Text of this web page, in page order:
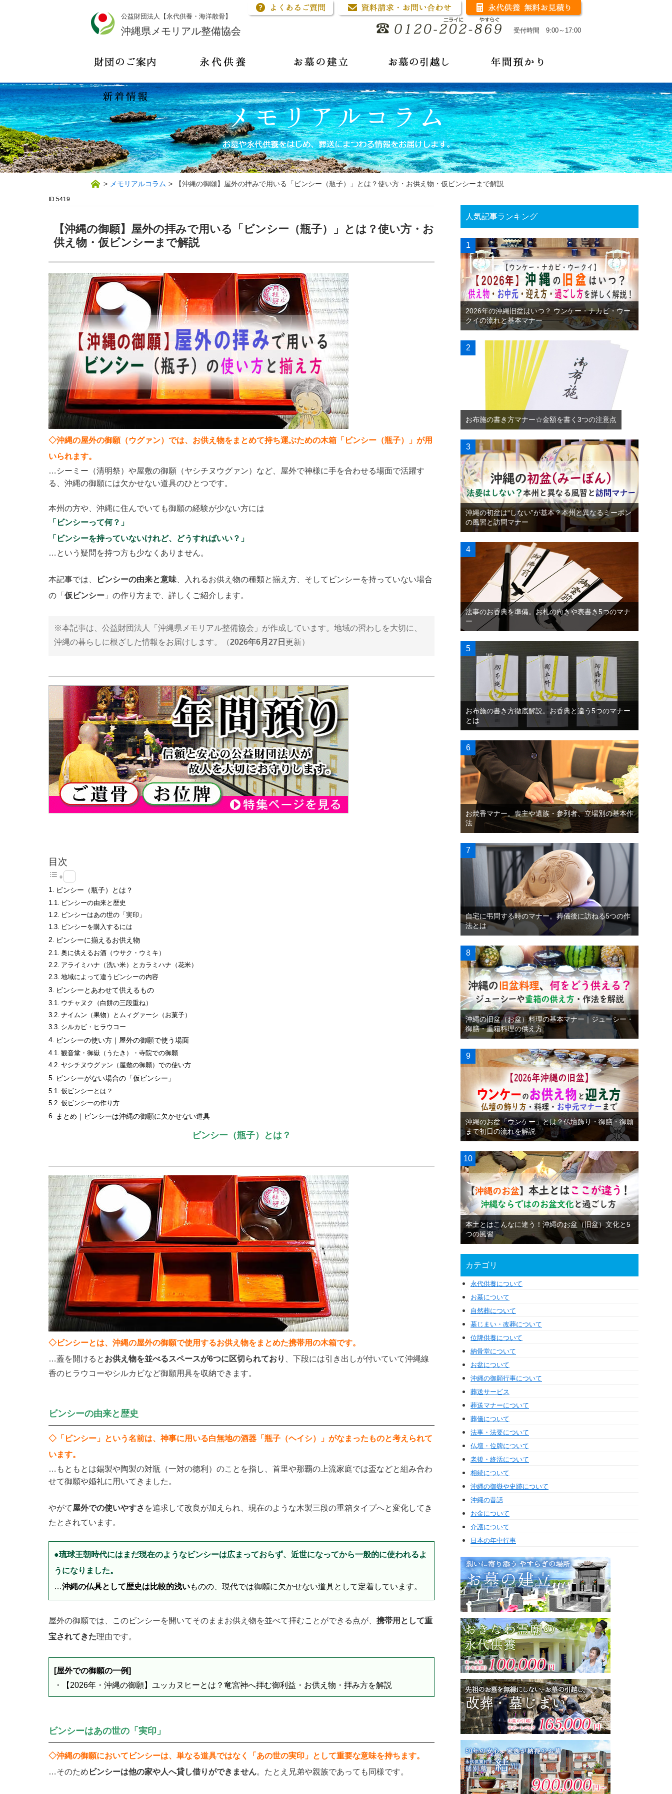
公益財団法人【永代供養・海洋散骨】
沖縄県メモリアル整備協会 受付時間 9:00～17:00
> メモリアルコラム > 【沖縄の御願】屋外の拝みで用いる「ビンシー（瓶子）」とは？使い方・お供え物・仮ビンシーまで解説
ID:5419
【沖縄の御願】屋外の拝みで用いる「ビンシー（瓶子）」とは？使い方・お
供え物・仮ビンシーまで解説
◇沖縄の屋外の御願（ウグァン）では、お供え物をまとめて持ち運ぶための木箱「ビンシー（瓶子）」が用
いられます。
…シーミー（清明祭）や屋敷の御願（ヤシチヌウグァン）など、屋外で神様に手を合わせる場面で活躍す
る、沖縄の御願には欠かせない道具のひとつです。
本州の方や、沖縄に住んでいても御願の経験が少ない方には
「ビンシーって何？」
「ビンシーを持っていないけれど、どうすればいい？」
…という疑問を持つ方も少なくありません。
本記事では、 ビンシーの由来と意味 、入れるお供え物の種類と揃え方、そしてビンシーを持っていない場合
の「 仮ビンシー 」の作り方まで、詳しくご紹介します。
※本記事は、公益財団法人「沖縄県メモリアル整備協会」が作成しています。地域の習わしを大切に、
沖縄の暮らしに根ざした情報をお届けします。（2026年6月27日 更新）
目次
ビンシー（瓶子）とは？
ビンシーの由来と歴史
ビンシーはあの世の「実印」
ビンシーを購入するには
ビンシーに揃えるお供え物
奥に供えるお酒（ウサク・ウミキ）
アライミハナ（洗い米）とカラミハナ（花米）
地域によって違うビンシーの内容
ビンシーとあわせて供えるもの
ウチャヌク（白餅の三段重ね）
ナイムン（果物）とムィグァーシ（お菓子）
シルカビ・ヒラウコー
ビンシーの使い方｜屋外の御願で使う場面
観音堂・御嶽（うたき）・寺院での御願
ヤシチヌウグァン（屋敷の御願）での使い方
ビンシーがない場合の「仮ビンシー」
仮ビンシーとは？
仮ビンシーの作り方
まとめ｜ビンシーは沖縄の御願に欠かせない道具
ビンシー（瓶子）とは？
◇ビンシーとは、沖縄の屋外の御願で使用するお供え物をまとめた携帯用の木箱です。
…蓋を開けると お供え物を並べるスペースが6つに区切られており
、下段には引き出しが付いていて沖縄線
香のヒラウコーやシルカビなど御願用具を収納できます。
ビンシーの由来と歴史
◇「ビンシー」という名前は、神事に用いる白無地の酒器「瓶子（ヘイシ）」がなまったものと考えられて
います。
…もともとは錫製や陶製の対瓶（一対の徳利）のことを指し、首里や那覇の上流家庭では盃などと組み合わ
せて御願や婚礼に用いてきました。
やがて屋外での使いやすさ を追求して改良が加えられ、現在のような木製三段の重箱タイプへと変化してき
たとされています。
●琉球王朝時代にはまだ現在のようなビンシーは広まっておらず、近世になってから一般的に使われるよ
うになりました。
…沖縄の仏具として歴史は比較的浅いものの、現代では御願に欠かせない道具として定着しています。
屋外の御願では、このビンシーを開いてそのままお供え物を並べて拝むことができる点が、 携帯用として重
宝されてきた理由です。
[屋外での御願の一例]
・
【2026年・沖縄の御願】ユッカヌヒーとは？竜宮神へ拝む御利益・お供え物・拝み方を解説
ビンシーはあの世の「実印」
◇沖縄の御願においてビンシーは、単なる道具ではなく「あの世の実印」として重要な意味を持ちます。
…そのため ビンシーは他の家や人へ貸し借りができません。たとえ兄弟や親族であっても同様です。
人気記事ランキング
2026年の沖縄旧盆はいつ？ ウンケー・ナカビ・ウー
クイの流れと基本マナー
お布施の書き方マナー☆金額を書く3つの注意点
沖縄の初盆は“しない”が基本？本州と異なるミーボン
の風習と訪問マナー
法事のお香典を準備。お札の向きや表書き5つのマナ
ー
お布施の書き方徹底解説。お香典と違う5つのマナー
とは
お焼香マナー。喪主や遺族・参列者、立場別の基本作
法
自宅に弔問する時のマナー。葬儀後に訪ねる5つの作
法とは
沖縄の旧盆（お盆）料理の基本マナー｜ジューシー・
御膳・重箱料理の供え方
沖縄のお盆「ウンケー」とは？仏壇飾り・御膳・御願
まで初日の流れを解説
本土とはこんなに違う！沖縄のお盆（旧盆）文化と5
つの風習
カテゴリ
永代供養について
お墓について
自然葬について
墓じまい・改葬について
位牌供養について
納骨堂について
お盆について
沖縄の御願行事について
葬送サービス
葬送マナーについて
葬儀について
法事・法要について
仏壇・位牌について
老後・終活について
相続について
沖縄の御嶽や史跡について
沖縄の昔話
お金について
介護について
日本の年中行事